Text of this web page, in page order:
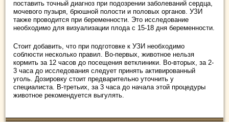
поставить точный диагноз при подозрении заболеваний сердца,
мочевого пузыря, брюшной полости и половых органов. УЗИ
также проводится при беременности. Это исследование
необходимо для визуализации плода с 15-18 дня беременности.
Стоит добавить, что при подготовке к УЗИ необходимо
соблюсти несколько правил. Во-первых, животное нельзя
кормить за 12 часов до посещения ветклиники. Во-вторых, за 2-
3 часа до исследования следует принять активированный
уголь. Дозировку стоит предварительно уточнить у
специалиста. В-третьих, за 3 часа до начала этой процедуры
животное рекомендуется выгулять.